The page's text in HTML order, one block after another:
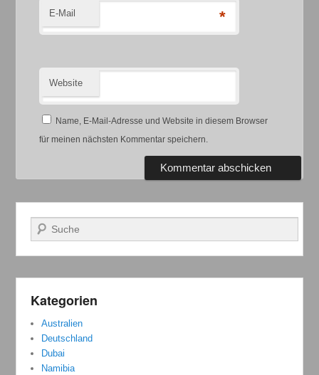
E-Mail *
Website
Name, E-Mail-Adresse und Website in diesem Browser
für meinen nächsten Kommentar speichern.
Suchen
Kategorien
Australien
Deutschland
Dubai
Namibia